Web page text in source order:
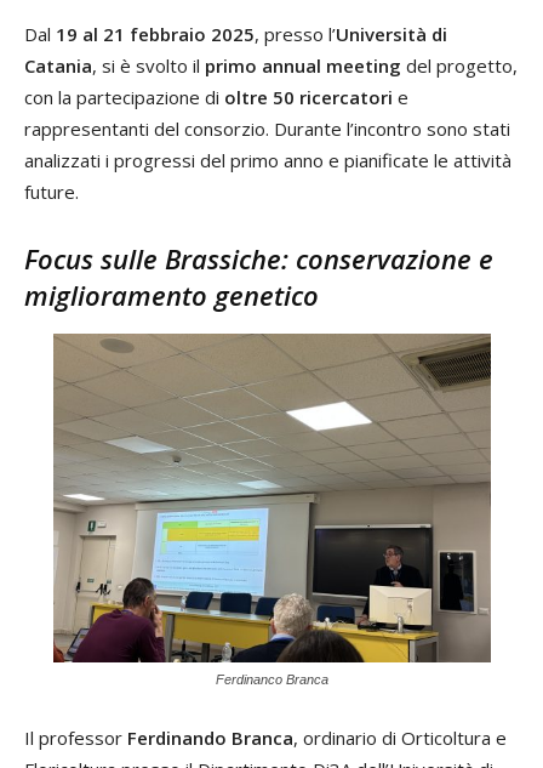
Dal 19 al 21 febbraio 2025, presso l’Università di
Catania, si è svolto il primo annual meeting del progetto,
con la partecipazione di oltre 50 ricercatori e
rappresentanti del consorzio. Durante l’incontro sono stati
analizzati i progressi del primo anno e pianificate le attività
future.
Focus sulle Brassiche: conservazione e
miglioramento genetico
Ferdinanco Branca
Il professor Ferdinando Branca, ordinario di Orticoltura e